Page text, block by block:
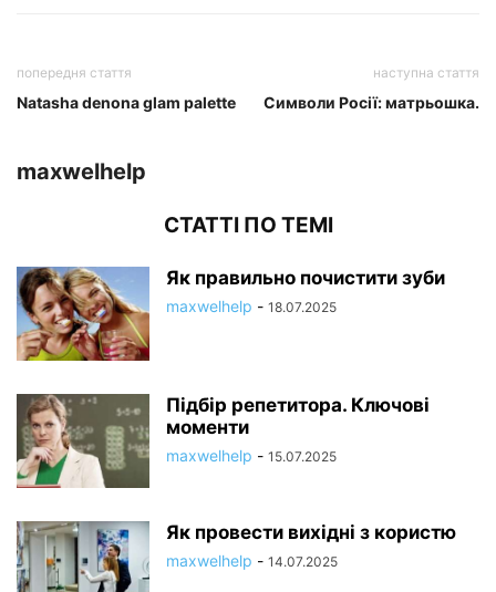
попередня стаття
Natasha denona glam palette
наступна стаття
Символи Росії: матрьошка.
maxwelhelp
СТАТТІ ПО ТЕМІ
Як правильно почистити зуби
maxwelhelp - 18.07.2025
Підбір репетитора. Ключові
моменти
maxwelhelp - 15.07.2025
Як провести вихідні з користю
maxwelhelp - 14.07.2025